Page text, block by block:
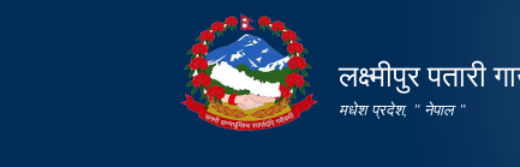
लक्ष्मीपुर पतारी
मधेश प्रदेश, " नेपाल "